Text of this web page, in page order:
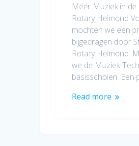
Méér Muziek in
Rotary Helmond
mochten we een
bijgedragen door
Rotary Helmond.
we de Muziek-
basisscholen. Een
Read more